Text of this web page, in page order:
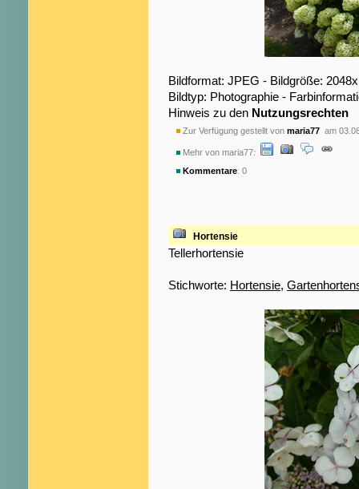
Bildformat: JPEG - Bildgröße:
Bildtyp: Photographie -
Hinweis zu den Nutzungsrechten
Zur Verfügung gestellt von maria77 am
Mehr von maria77:
Kommentare: 0
Hortensie
Tellerhortensie
Stichworte: Hortensie,